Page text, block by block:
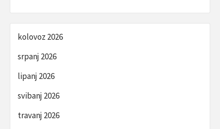
kolovoz 2026
srpanj 2026
lipanj 2026
svibanj 2026
travanj 2026